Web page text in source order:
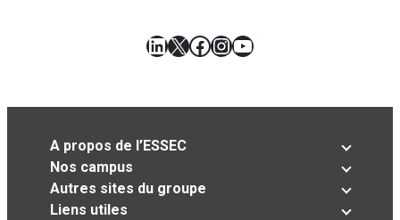
LinkedIn
X Facebook
Instagram
YouTube
A propos de l’ESSEC
Nos campus
Autres sites du groupe
Liens utiles